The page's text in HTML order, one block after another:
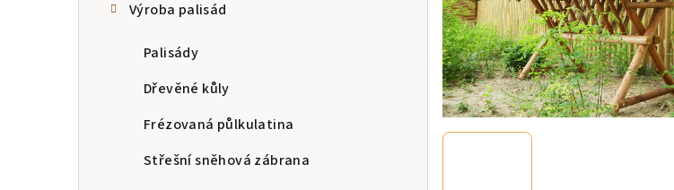
Výroba palisád
Palisády
Dřevěné kůly
Frézovaná půlkulatina
Střešní sněhová zábrana